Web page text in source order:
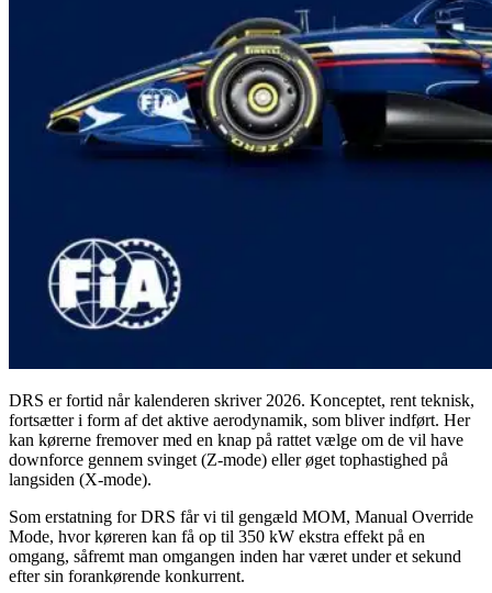
DRS er fortid når kalenderen skriver 2026. Konceptet, rent teknisk,
fortsætter i form af det aktive aerodynamik, som bliver indført. Her
kan kørerne fremover med en knap på rattet vælge om de vil have
downforce gennem svinget (Z-mode) eller øget tophastighed på
langsiden (X-mode).
Som erstatning for DRS får vi til gengæld MOM, Manual Override
Mode, hvor køreren kan få op til 350 kW ekstra effekt på en
omgang, såfremt man omgangen inden har været under et sekund
efter sin forankørende konkurrent.